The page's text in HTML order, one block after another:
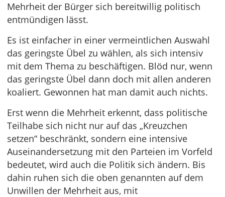
Mehrheit der Bürger sich bereitwillig politisch
entmündigen lässt.
Es ist einfacher in einer vermeintlichen Auswahl
das geringste Übel zu wählen, als sich intensiv
mit dem Thema zu beschäftigen. Blöd nur, wenn
das geringste Übel dann doch mit allen anderen
koaliert. Gewonnen hat man damit auch nichts.
Erst wenn die Mehrheit erkennt, dass politische
Teilhabe sich nicht nur auf das „Kreuzchen
setzen“ beschränkt, sondern eine intensive
Auseinandersetzung mit den Parteien im Vorfeld
bedeutet, wird auch die Politik sich ändern. Bis
dahin ruhen sich die oben genannten auf dem
Unwillen der Mehrheit aus, mit